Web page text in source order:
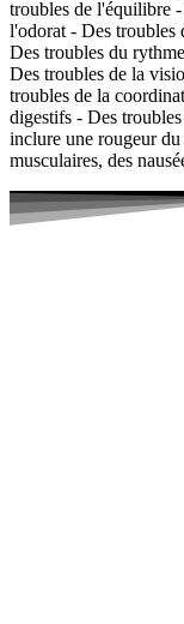
troubles de l'équilibre
l'odorat - Des troubles
Des troubles du
Des troubles de la
troubles de la
digestifs - Des
inclure une rougeur du
musculaires, des